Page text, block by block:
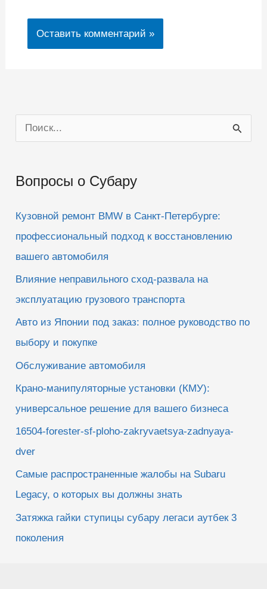
о
с
Вопросы о Субару
Кузовной ремонт BMW в Санкт-Петербурге:
профессиональный подход к восстановлению
вашего автомобиля
Влияние неправильного сход-развала на
эксплуатацию грузового транспорта
Авто из Японии под заказ: полное руководство по
выбору и покупке
Обслуживание автомобиля
Крано-манипуляторные установки (КМУ):
универсальное решение для вашего бизнеса
16504-forester-sf-ploho-zakryvaetsya-zadnyaya-
dver
Самые распространенные жалобы на Subaru
Legacy, о которых вы должны знать
Затяжка гайки ступицы субару легаси аутбек 3
поколения